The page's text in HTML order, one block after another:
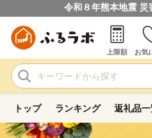
令和８年熊本地震 災
上限額 お気
トップ ランキング 返礼品